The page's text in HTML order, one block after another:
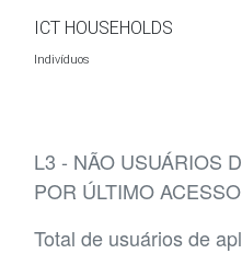
ICT HOUSEHOLDS
Indivíduos
L3 - NÃO USUÁRIOS
POR ÚLTIMO ACESSO
Total de usuários de